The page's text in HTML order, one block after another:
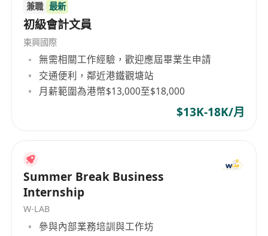
5. Web3業務支持：了解加密貨幣/區塊鏈行業基礎
財務邏輯（如：虛擬資產出入賬、錢包對賬、合規
票據處理等），協助整理鏈上交易記錄。
6. 報表與分析：按月出具合併管理報表（香港+深
圳），協助預算及成本分析。
7. 審計配合：對接深港兩地審計師，提供審計所需
年以上深港兩地財務實操經驗。
· 稅務能力：熟悉香港利得稅、薪俸稅及內地主要稅
種申報流程，能獨立完成雙地報稅。
· MPF操作：熟練使用香港MPF網上系統（如宏利、
滙豐等平台）。
兼職 最新
初級會計文員
東興國際
無需相關工作經驗，歡迎應屆畢業生申請
交通便利，鄰近港鐵觀塘站
月薪範圍為港幣$13,000至$18,000
$13K-18K/月
Summer Break Business
Internship
W-LAB
參與內部業務培訓與工作坊